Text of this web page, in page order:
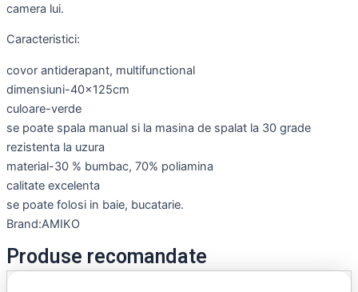
camera lui.
Caracteristici:
covor antiderapant, multifunctional
dimensiuni-40x125cm
culoare-verde
se poate spala manual si la masina de spalat la 30 grade
rezistenta la uzura
material-30 % bumbac, 70% poliamina
calitate excelenta
se poate folosi in baie, bucatarie.
Brand:AMIKO
Produse recomandate